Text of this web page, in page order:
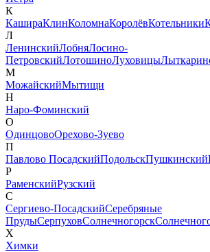
К
КашираКлинКоломнаКоролёвКотельники
Л
ЛенинскийЛобняЛосино-
ПетровскийЛотошиноЛуховицы
М
МожайскийМытищи
Н
Наро-Фоминский
О
ОдинцовоОрехово-Зуево
П
Павлово ПосадскийПодольскПушкинский
Р
РаменскийРузский
С
Сергиево-ПосадскийСеребряные
ПрудыСерпуховСолнечногорск
Х
Химки